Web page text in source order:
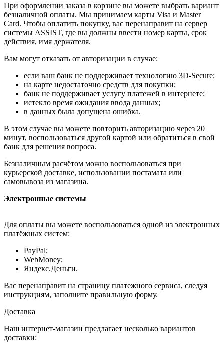
При оформлении заказа в корзине вы можете выбрать вариант
безналичной оплаты. Мы принимаем карты Visa и Master
Card. Чтобы оплатить покупку, вас перенаправит на сервер
системы ASSIST, где вы должны ввести номер карты, срок
действия, имя держателя.
Вам могут отказать от авторизации в случае:
если ваш банк не поддерживает технологию 3D-Secure;
на карте недостаточно средств для покупки;
банк не поддерживает услугу платежей в интернете;
истекло время ожидания ввода данных;
в данных была допущена ошибка.
В этом случае вы можете повторить авторизацию через 20
минут, воспользоваться другой картой или обратиться в свой
банк для решения вопроса.
Безналичным расчётом можно воспользоваться при
курьерской доставке, использовании постамата или
самовывоза из магазина.
Электронные системы
Для оплаты вы можете воспользоваться одной из электронных
платёжных систем:
PayPal;
WebMoney;
Яндекс.Деньги.
Вас перенаправит на страницу платежного сервиса, следуя
инструкциям, заполните правильную форму.
Доставка
Наш интернет-магазин предлагает несколько вариантов
доставки: